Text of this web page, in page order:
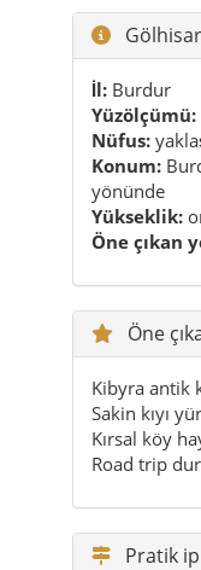
İl: Burdur
Yüzölçümü:
Nüfus:
Konum:
yönünde
Yükseklik:
Öne çıkan
Öne
Kibyra antik
Sakin kıyı
Kırsal köy
Road trip
Pratik